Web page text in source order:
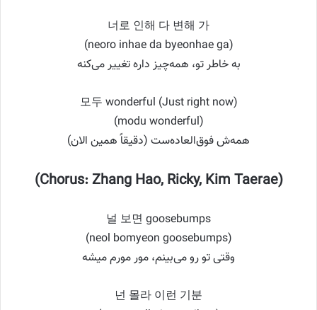
너로 인해 다 변해 가
(neoro inhae da byeonhae ga)
به خاطر تو، همه‌چیز داره تغییر می‌کنه
모두 wonderful (Just right now)
(modu wonderful)
همه‌ش فوق‌العاده‌ست (دقیقاً همین الان)
(Chorus: Zhang Hao, Ricky, Kim Taerae)
널 보면 goosebumps
(neol bomyeon goosebumps)
وقتی تو رو می‌بینم، مور مورم میشه
넌 몰라 이런 기분